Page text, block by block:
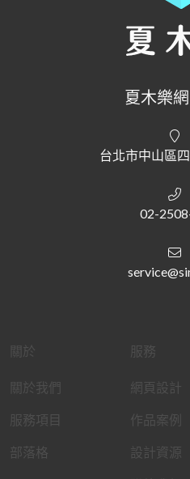
夏木樂
台北市中山區
02-
關於
關於我們
服務項目
部落格
服務
網頁設計
作品案例
設計資源